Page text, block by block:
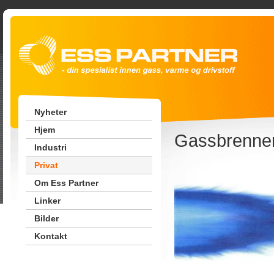
Nyheter
Hjem
Industri
Privat
Om Ess Partner
Linker
Bilder
Kontakt